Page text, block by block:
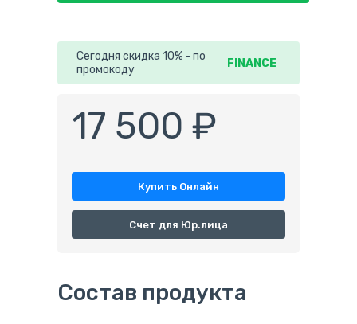
Сегодня скидка 10% - по
промокоду
FINANCE
17 500 ₽
Купить Онлайн
Счет для Юр.лица
Состав продукта